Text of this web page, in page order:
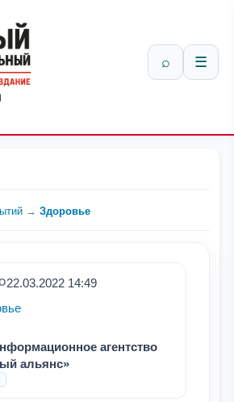
⌕ ☰
→ Здоровье
22.03.2022 14:49
агентство
альянс»